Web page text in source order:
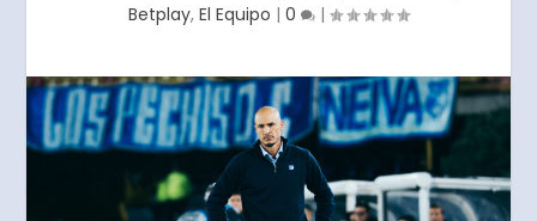
Betplay, El Equipo | 0 |